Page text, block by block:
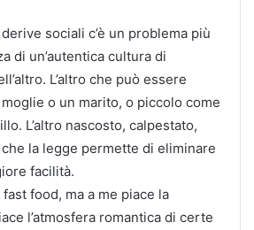
sociali c’è un problema più
di un’autentica cultura di
L’altro che può essere
o un marito, o piccolo come
L’altro nascosto, calpestato,
la legge permette di eliminare
facilità.
fast food, ma a me piace la
l’atmosfera romantica di certe